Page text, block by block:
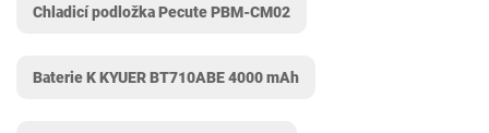
Chladicí podložka Pecute PBM-CM02
Baterie K KYUER BT710ABE 4000 mAh